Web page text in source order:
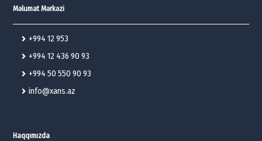
Məlumat Mərkəzi
+994 12 953
+994 12 436 90 93
+994 50 550 90 93
info@xans.az
Haqqımızda